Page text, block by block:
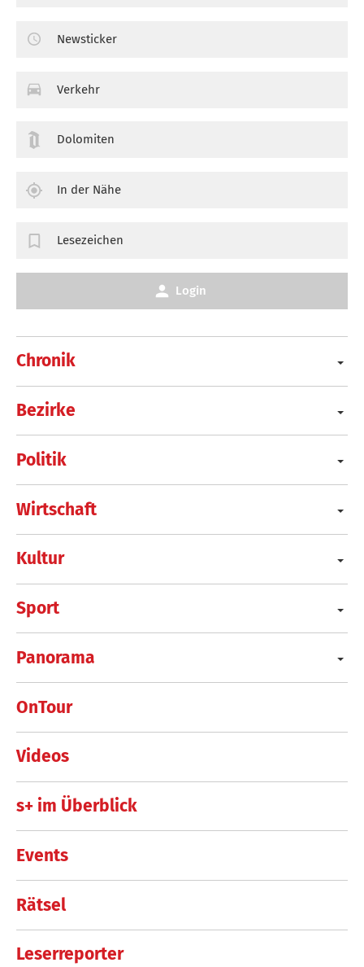
Chronik
Bezirke
Politik
Wirtschaft
Kultur
Sport
Panorama
OnTour
Videos
s+ im Überblick
Events
Rätsel
Leserreporter
Newsticker
Verkehr
Dolomiten
In der Nähe
Lesezeichen
Login